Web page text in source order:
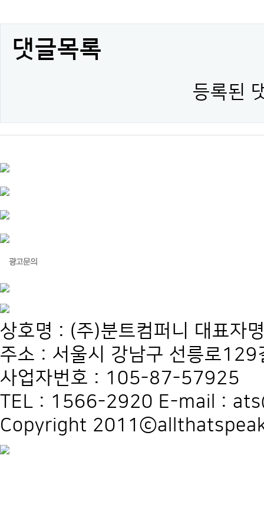
댓글목록
등록된
상호명 : (주)분트컴퍼니 대표자
주소 : 서울시 강남구 선릉로
사업자번호 : 105-87-57925
TEL : 1566-2920 E-mail :
Copyright